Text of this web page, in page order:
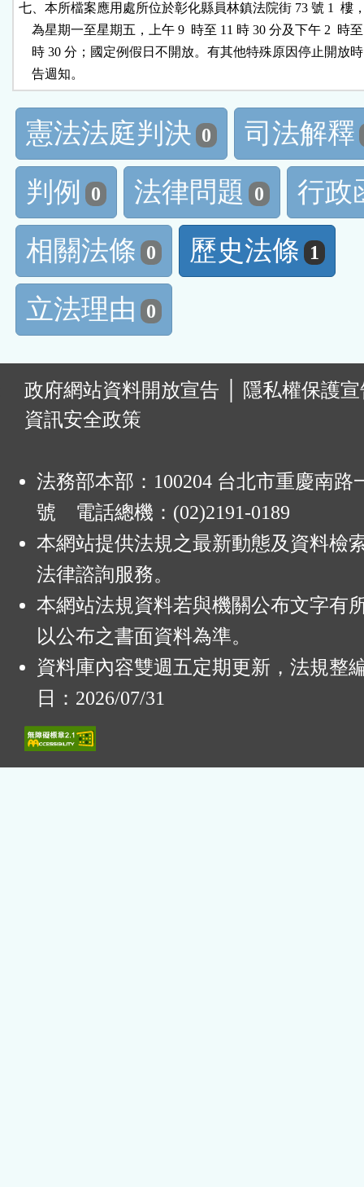
七、本所檔案應用處所位於彰化縣員林鎮法院街 73 號 1  樓
為星期一至星期五，上午 9  時至 11 時 30 分及下午 2  時至
時 30 分；國定例假日不開放。有其他特殊原因停止開放
    告週知。
憲法法庭判決 0
司法解釋
判例
0 法律問題 0
行政
相關法條 0 歷史法條 1
立法理由 0
政府網站資料開放宣告
隱私權保護
資訊安全政策
法務部本部：100204 台北市重慶南路
號 電話總機：(02)2191-0189
本網站提供法規之最新動態及資料檢
法律諮詢服務。
本網站法規資料若與機關公布文字有
以公布之書面資料為準。
資料庫內容雙週五定期更新，法規整
日：2026/07/31